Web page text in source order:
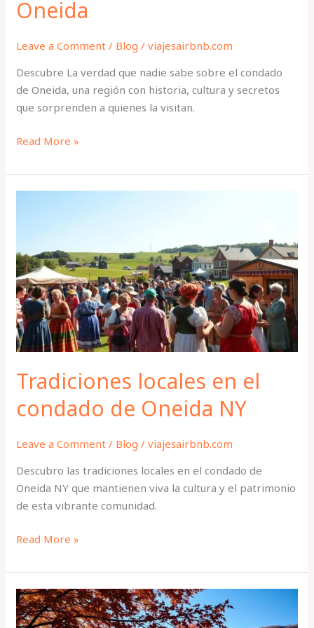
Oneida
Leave a Comment / Blog /viajesairbnb.com
Descubre La verdad que nadie sabe sobre el condado
de Oneida, una región con historia, cultura y secretos
que sorprenden a quienes la visitan.
Read More »
Tradiciones locales en el
condado de Oneida NY
Leave a Comment / Blog /viajesairbnb.com
Descubro las tradiciones locales en el condado de
Oneida NY que mantienen viva la cultura y el patrimonio
de esta vibrante comunidad.
el
condado
de
Oneida
NY
Read More »
Secretos
del